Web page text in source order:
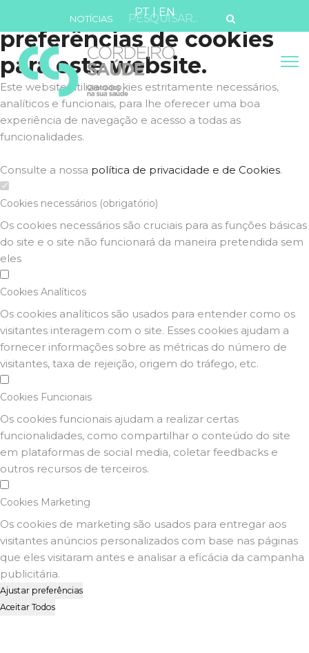
Defina as suas
preferências de cookies
para este website.
Este website utiliza cookies estritamente necessários,
analíticos e funcionais, para lhe oferecer uma boa
experiência de navegação e acesso a todas as
funcionalidades.
Consulte a nossa política de privacidade e de Cookies.
Cookies necessários (obrigatório)
Os cookies necessários são cruciais para as funções básicas
do site e o site não funcionará da maneira pretendida sem
eles
Cookies Analíticos
Os cookies analíticos são usados para entender como os
visitantes interagem com o site. Esses cookies ajudam a
fornecer informações sobre as métricas do número de
visitantes, taxa de rejeição, origem do tráfego, etc.
Cookies Funcionais
Os cookies funcionais ajudam a realizar certas
funcionalidades, como compartilhar o conteúdo do site
em plataformas de social media, coletar feedbacks e
outros recursos de terceiros.
Cookies Marketing
Os cookies de marketing são usados para entregar aos
visitantes anúncios personalizados com base nas páginas
que eles visitaram antes e analisar a eficácia da campanha
publicitária.
Ajustar preferências
Aceitar Todos
PT| EN
NOTÍCIAS